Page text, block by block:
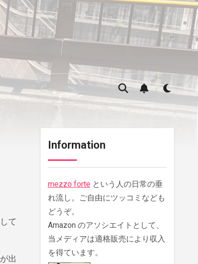
て
出
Information
mezzo forte という人の日常の垂
れ流し。ご自由にツッコミなども
どうぞ。
Amazon のアソシエイトとして、
当メディアは適格販売により収入
を得ています。